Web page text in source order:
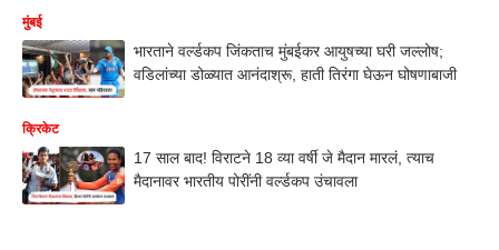
मुंबई
भारताने वर्ल्डकप जिंकताच मुंबईकर आयुषच्या घरी जल्लोष;
वडिलांच्या डोळ्यात आनंदाश्रू, हाती तिरंगा घेऊन घोषणाबाजी
क्रिकेट
17 साल बाद! विराटने 18 व्या वर्षी जे मैदान मारलं, त्याच
मैदानावर भारतीय पोरींनी वर्ल्डकप उंचावला